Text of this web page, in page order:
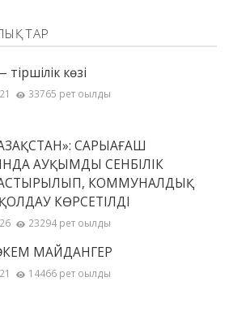
тіршілік көзі
33765 рет оқылды
САРЫАҒАШ
АУҚЫМДЫ СЕНБІЛІК
КОММУНАЛДЫҚ
КӨРСЕТІЛДІ
23294 рет оқылды
МАЙДАНГЕР
14466 рет оқылды